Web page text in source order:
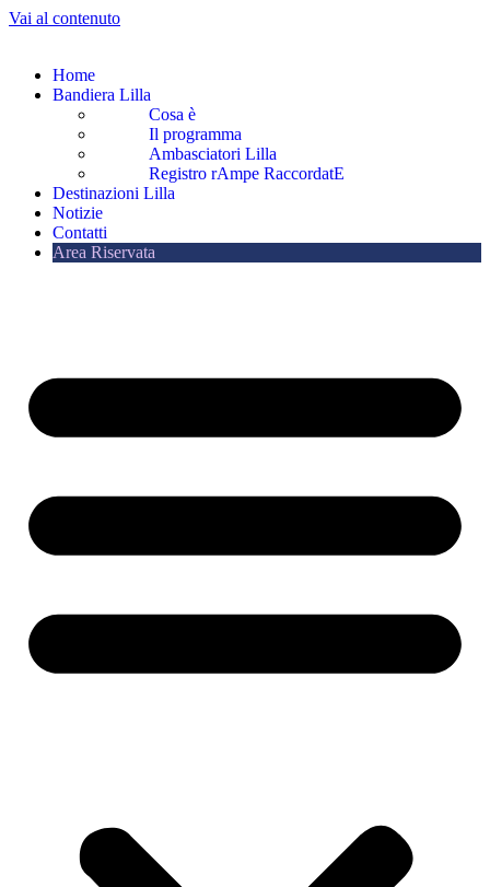
Vai al contenuto
Home
Bandiera Lilla
Cosa è
Il programma
Ambasciatori Lilla
Registro rAmpe RaccordatE
Destinazioni Lilla
Notizie
Contatti
Area Riservata